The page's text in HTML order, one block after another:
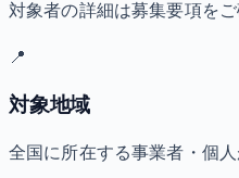
対象者の詳細は募集要項を
📍
対象地域
全国に所在する事業者・個人